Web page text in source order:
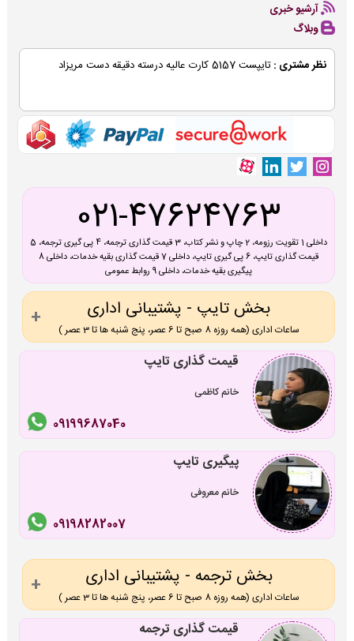
آرشیو خبری
وبلاگ
نظر مشتری :تایپست 5157 کارت عالیه درسته دقیقه دست مریزاد
021-47624763
داخلی 1 تقویت رزومه، 2 چاپ و نشر کتاب، 3 قیمت گذاری ترجمه، 4 پی گیری ترجمه، 5
قیمت گذاری تایپ، 6 پی گیری تایپ، داخلی 7 قیمت گذاری بقیه خدمات، داخلی 8
پیگیری بقیه خدمات، داخلی 9 روابط عمومی
بخش تایپ - پشتیبانی اداری
ساعات اداری (همه روزه 8 صبح تا 6 عصر، پنج شنبه ها تا 3 عصر )
قیمت گذاری تایپ
خانم کاظمی
09199687040
پیگیری تایپ
خانم معروفی
09198282007
بخش ترجمه - پشتیبانی اداری
ساعات اداری (همه روزه 8 صبح تا 6 عصر، پنج شنبه ها تا 3 عصر )
قیمت گذاری ترجمه